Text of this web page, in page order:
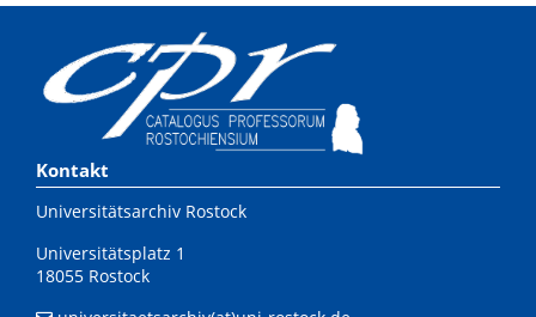
Kontakt
Universitätsarchiv Rostock
Universitätsplatz 1
18055 Rostock